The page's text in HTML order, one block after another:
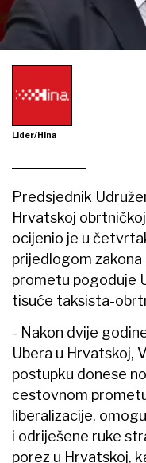
Lider/Hina
Predsjednik
Hrvatskoj
ocijenio je u
prijedlogom
prometu pogoduje
tisuće taksista-
- Nakon dvije
Ubera u Hrvatskoj,
postupku donese
cestovnom
liberalizacije,
i odriješene ruke
porez u Hrvatskoj,